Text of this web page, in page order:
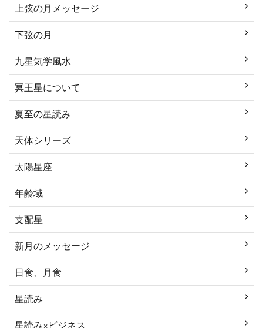
上弦の月メッセージ
下弦の月
九星気学風水
冥王星について
夏至の星読み
天体シリーズ
太陽星座
年齢域
支配星
新月のメッセージ
日食、月食
星読み
星読み×ビジネス